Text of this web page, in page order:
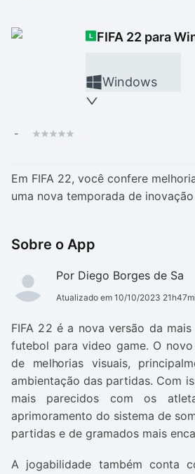
FIFA 22 para
Windows
-
Em FIFA 22, você confere
uma nova temporada de inovação
Sobre o App
Por Diego Borges de Sa
Atualizado em 10/10/2023
FIFA 22 é a nova versão da
futebol para video game. O
de melhorias visuais,
ambientação das partidas. Com
mais parecidos com os
aprimoramento do sistema de
partidas e de gramados mais
A jogabilidade também conta